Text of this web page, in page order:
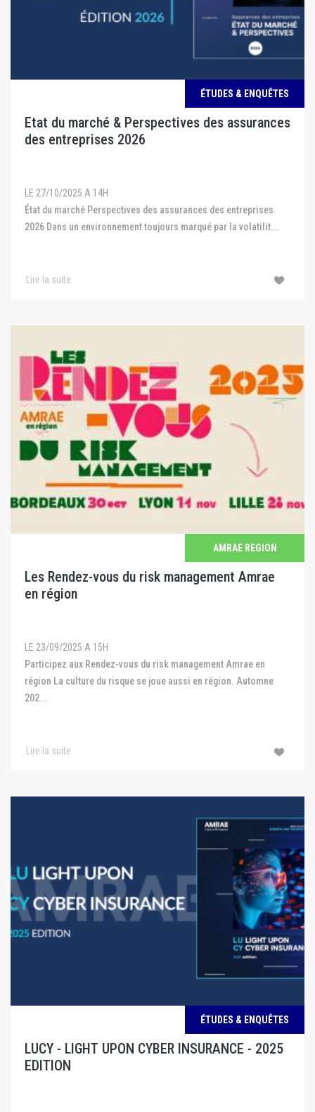
ÉTUDES & ENQUÊTES
Etat du marché & Perspectives des assurances
des entreprises 2026
LE 27/10/2025 A 14H
État du marché Perspectives des assurances des entreprises
2026 Dans un environnement toujours marqué par la volatilit...
Lire la suite
AMRAE REGION
Les Rendez-vous du risk management Amrae
en région
LE 23/09/2025 A 15H
Participez aux Rendez-vous du risk management Amrae en
région La culture du risque se joue aussi en région. Automne
202...
Lire la suite
ÉTUDES & ENQUÊTES
LUCY - LIGHT UPON CYBER INSURANCE - 2025
EDITION